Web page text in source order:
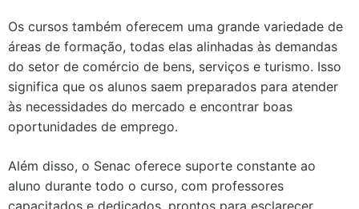
Os cursos também oferecem uma grande variedade de
áreas de formação, todas elas alinhadas às demandas
do setor de comércio de bens, serviços e turismo. Isso
significa que os alunos saem preparados para atender
às necessidades do mercado e encontrar boas
oportunidades de emprego.
Além disso, o Senac oferece suporte constante ao
aluno durante todo o curso, com professores